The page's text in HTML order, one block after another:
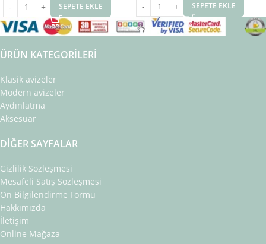
SEPETE EKLE SEPETE EKLE
ÜRÜN KATEGORILERI
Klasik avizeler
Modern avizeler
Aydınlatma
Aksesuar
DIĞER SAYFALAR
Gizlilik Sözleşmesi
Mesafeli Satış Sözleşmesi
Ön Bilgilendirme Formu
Hakkımızda
İletişim
Online Mağaza